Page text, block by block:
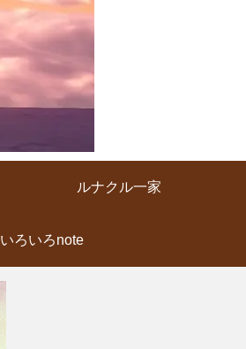
ルナクル一家
いろいろnote